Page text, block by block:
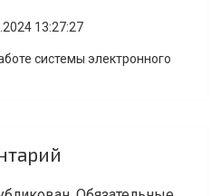
13:27:27
системы электронного